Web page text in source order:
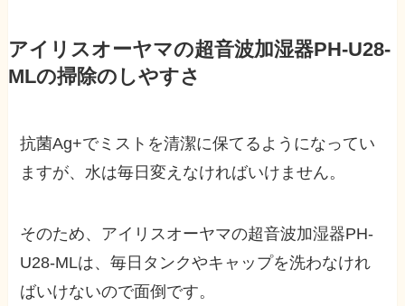
アイリスオーヤマの超音波加湿器PH-U28-
MLの掃除のしやすさ
抗菌Ag+でミストを清潔に保てるようになってい
ますが、水は毎日変えなければいけません。
そのため、アイリスオーヤマの超音波加湿器PH-
U28-MLは、毎日タンクやキャップを洗わなけれ
ばいけないので面倒です。